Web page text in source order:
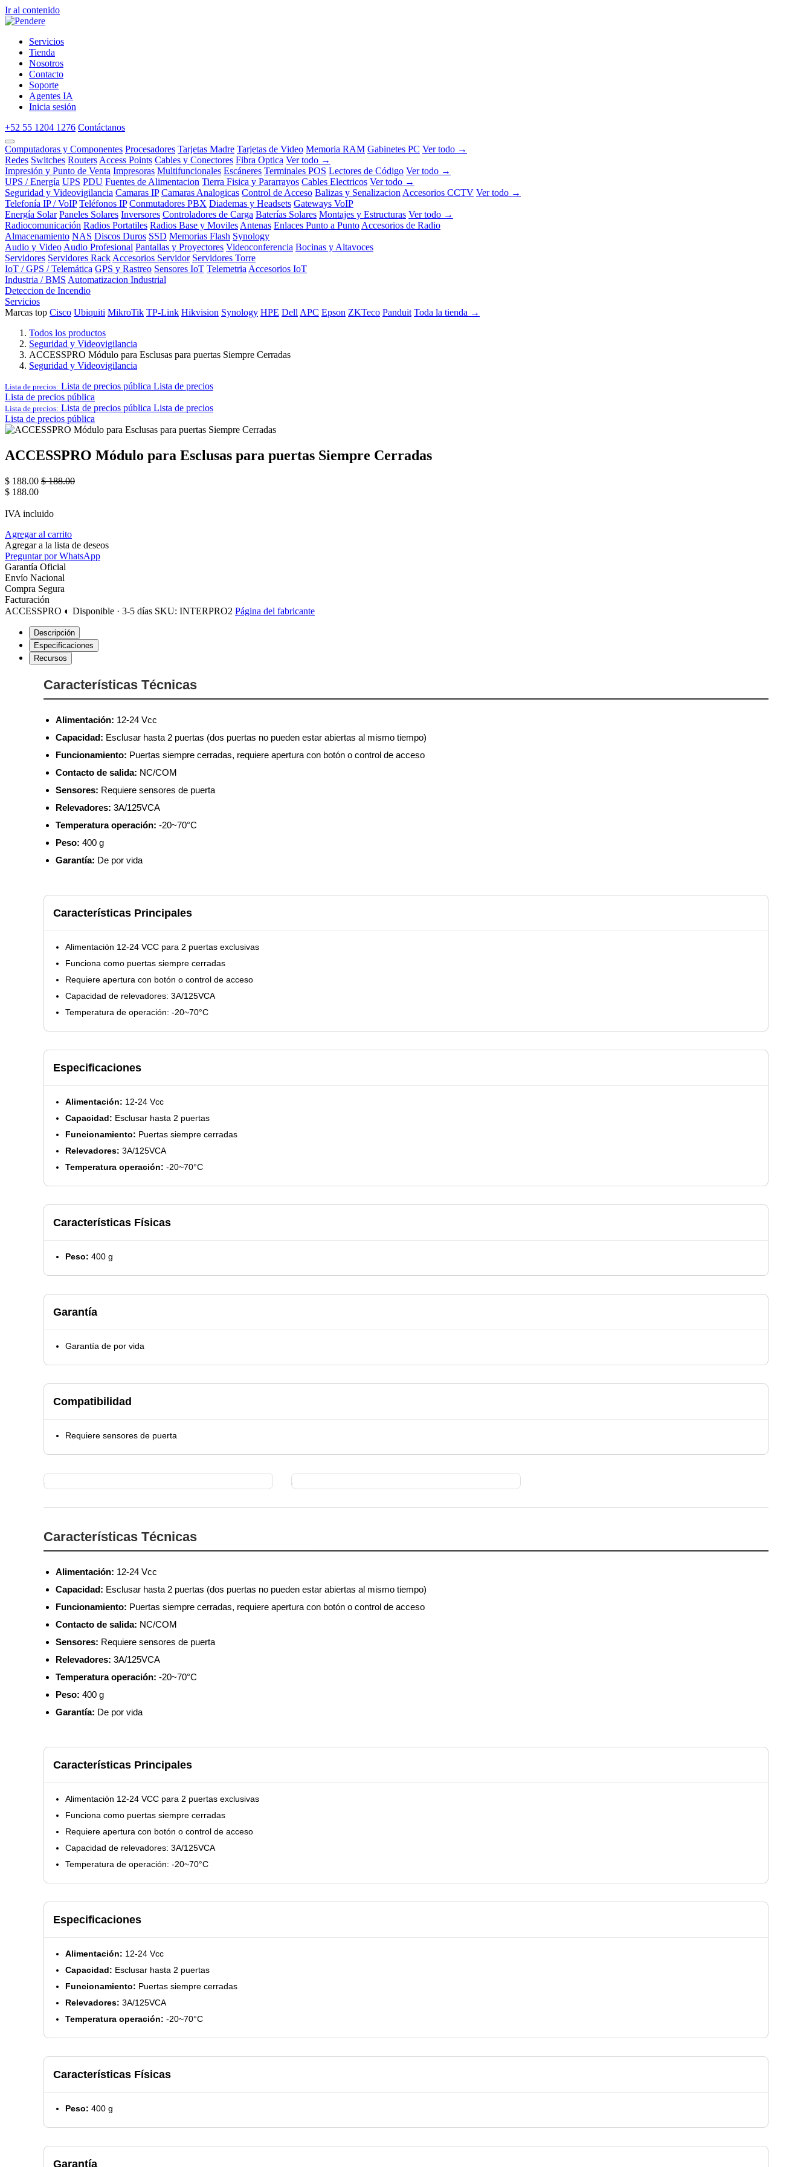
Ir al contenido
Servicios
Tienda
Nosotros
Contacto
Soporte
Agentes IA
Inicia sesión
+52 55 1204 1276 Contáctanos
Computadoras y Componentes Procesadores Tarjetas Madre Tarjetas de Video Memoria RAM Gabinetes PC Ver todo →
Redes Switches Routers Access Points Cables y Conectores Fibra Optica Ver todo →
Impresión y Punto de Venta Impresoras Multifuncionales Escáneres Terminales POS Lectores de Código Ver todo →
UPS / Energía UPS PDU Fuentes de Alimentacion Tierra Fisica y Pararrayos Cables Electricos Ver todo →
Seguridad y Videovigilancia Camaras IP Camaras Analogicas Control de Acceso Balizas y Senalizacion Accesorios CCTV Ver todo →
Telefonía IP / VoIP Teléfonos IP Conmutadores PBX Diademas y Headsets Gateways VoIP
Energía Solar Paneles Solares Inversores Controladores de Carga Baterías Solares Montajes y Estructuras Ver todo →
Radiocomunicación Radios Portatiles Radios Base y Moviles Antenas Enlaces Punto a Punto Accesorios de Radio
Almacenamiento NAS Discos Duros SSD Memorias Flash Synology
Audio y Video Audio Profesional Pantallas y Proyectores Videoconferencia Bocinas y Altavoces
Servidores Servidores Rack Accesorios Servidor Servidores Torre
IoT / GPS / Telemática GPS y Rastreo Sensores IoT Telemetria Accesorios IoT
Industria / BMS Automatizacion Industrial
Deteccion de Incendio
Servicios
Marcas top Cisco Ubiquiti MikroTik TP-Link Hikvision Synology HPE Dell APC Epson ZKTeco Panduit Toda la tienda →
Todos los productos
Seguridad y Videovigilancia
ACCESSPRO Módulo para Esclusas para puertas Siempre Cerradas
Seguridad y Videovigilancia
Lista de precios: Lista de precios pública Lista de precios
Lista de precios pública
Lista de precios: Lista de precios pública Lista de precios
Lista de precios pública
ACCESSPRO Módulo para Esclusas para puertas Siempre Cerradas
$ 188.00 $188.00
$ 188.00
IVA incluido
Agregar al carrito
Agregar a la lista de deseos
Preguntar por WhatsApp
Garantía Oficial
Envío Nacional
Compra Segura
Facturación
ACCESSPRO ◐ Disponible · 3-5 días SKU: INTERPRO2 Página del fabricante
Descripción
Especificaciones
Recursos
Características Técnicas
Alimentación: 12-24 Vcc
Capacidad: Esclusar hasta 2 puertas (dos puertas no pueden estar abiertas al mismo tiempo)
Funcionamiento: Puertas siempre cerradas, requiere apertura con botón o control de acceso
Contacto de salida: NC/COM
Sensores: Requiere sensores de puerta
Relevadores: 3A/125VCA
Temperatura operación: -20~70°C
Peso: 400 g
Garantía: De por vida
Características Principales
Alimentación 12-24 VCC para 2 puertas exclusivas
Funciona como puertas siempre cerradas
Requiere apertura con botón o control de acceso
Capacidad de relevadores: 3A/125VCA
Temperatura de operación: -20~70°C
Especificaciones
Alimentación: 12-24 Vcc
Capacidad: Esclusar hasta 2 puertas
Funcionamiento: Puertas siempre cerradas
Relevadores: 3A/125VCA
Temperatura operación: -20~70°C
Características Físicas
Peso: 400 g
Garantía
Garantía de por vida
Compatibilidad
Requiere sensores de puerta
Características Técnicas
Alimentación: 12-24 Vcc
Capacidad: Esclusar hasta 2 puertas (dos puertas no pueden estar abiertas al mismo tiempo)
Funcionamiento: Puertas siempre cerradas, requiere apertura con botón o control de acceso
Contacto de salida: NC/COM
Sensores: Requiere sensores de puerta
Relevadores: 3A/125VCA
Temperatura operación: -20~70°C
Peso: 400 g
Garantía: De por vida
Características Principales
Alimentación 12-24 VCC para 2 puertas exclusivas
Funciona como puertas siempre cerradas
Requiere apertura con botón o control de acceso
Capacidad de relevadores: 3A/125VCA
Temperatura de operación: -20~70°C
Especificaciones
Alimentación: 12-24 Vcc
Capacidad: Esclusar hasta 2 puertas
Funcionamiento: Puertas siempre cerradas
Relevadores: 3A/125VCA
Temperatura operación: -20~70°C
Características Físicas
Peso: 400 g
Garantía